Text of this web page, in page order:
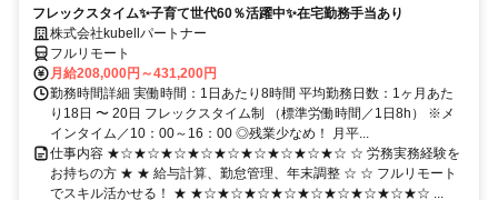
フレックスタイム✨子育て世代60％活躍中✨在宅勤務手当あり
株式会社kubellパートナー
フルリモート
月給208,000円～431,200円
勤務時間詳細 実働時間：1日あたり8時間 平均勤務日数：1ヶ月あた
り18日 〜 20日 フレックスタイム制 （標準労働時間／1日8h） ※メ
インタイム／10：00～16：00 ◎残業少なめ！ 月平...
仕事内容 ★☆★☆★☆★☆★☆★☆★☆★☆★☆ ☆ 労務実務経験を
お持ちの方 ★ ★ 給与計算、勤怠管理、年末調整 ☆ ☆ フルリモート
でスキル活かせる！ ★ ★☆★☆★☆★☆★☆★☆★☆★☆★☆ ...